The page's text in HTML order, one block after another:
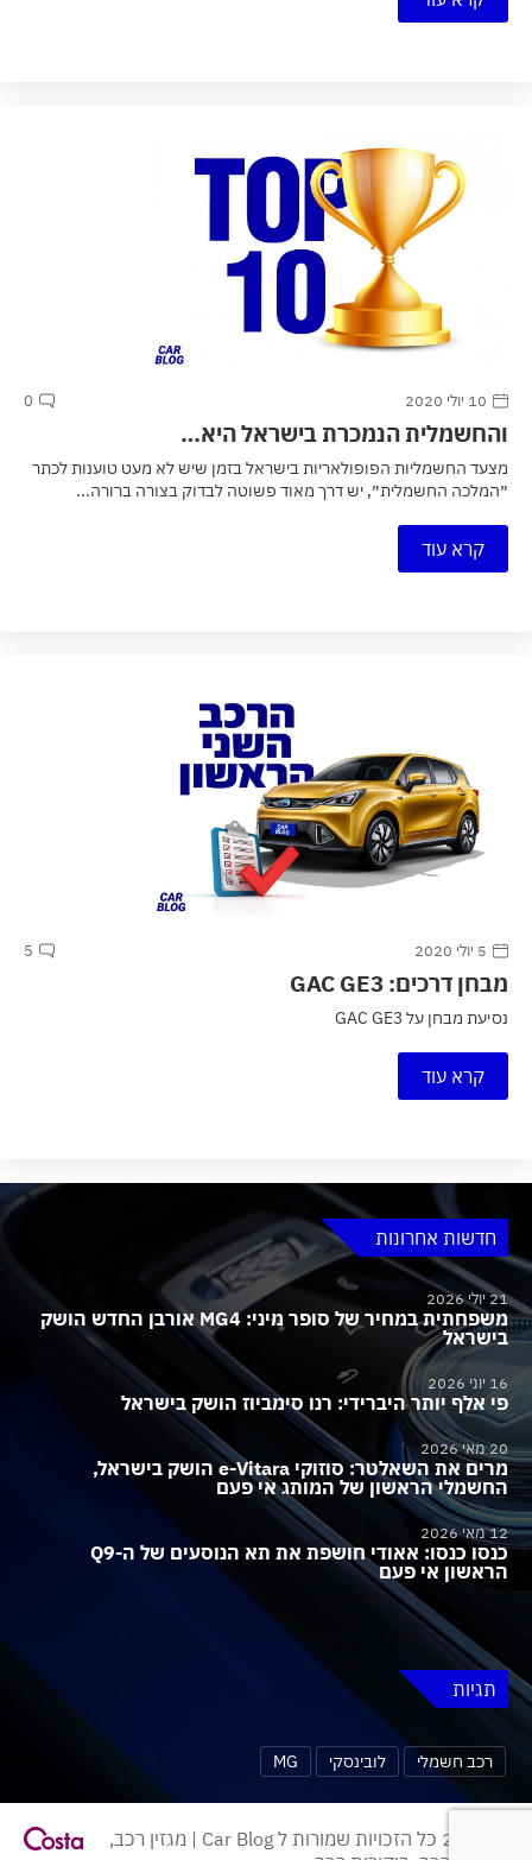
10 יולי 2020 0
והחשמלית הנמכרת בישראל היא…
מצעד החשמליות הפופולאריות בישראל בזמן שיש לא מעט טוענות לכתר
״המלכה החשמלית״, יש דרך מאוד פשוטה לבדוק בצורה ברורה...
קרא עוד
5 יולי 2020 5
מבחן דרכים: GAC GE3
נסיעת מבחן על GAC GE3
קרא עוד
חדשות אחרונות
21 יולי 2026
משפחתית במחיר של סופר מיני: MG4 אורבן החדש הושק
בישראל
16 יוני 2026
פי אלף יותר היברידי: רנו סימביוז הושק בישראל
20 מאי 2026
מרים את השאלטר: סוזוקי e-Vitara הושק בישראל,
החשמלי הראשון של המותג אי פעם
12 מאי 2026
כנסו כנסו: אאודי חושפת את תא הנוסעים של ה-Q9
הראשון אי פעם
תגיות
רכב חשמלי לובינסקי MG
© 2026 כל הזכויות שמורות ל Car Blog | מגזין רכב,